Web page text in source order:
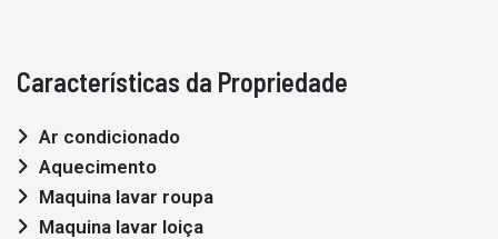
Características da Propriedade
Ar condicionado
Aquecimento
Maquina lavar roupa
Maquina lavar loiça